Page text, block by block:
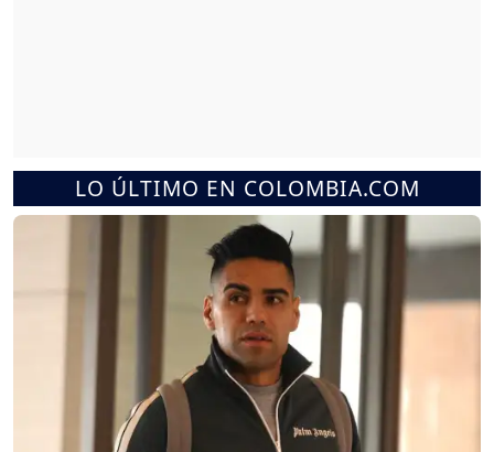
LO ÚLTIMO EN COLOMBIA.COM